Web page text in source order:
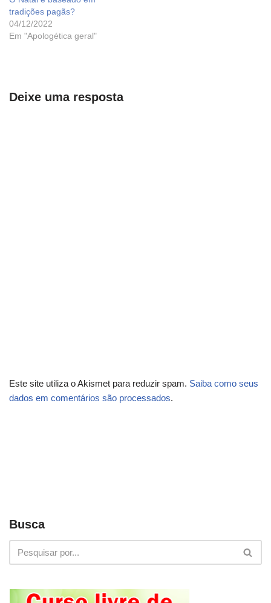
tradições pagãs?
04/12/2022
Em "Apologética geral"
Deixe uma resposta
Este site utiliza o Akismet para reduzir spam. Saiba como seus
dados em comentários são processados.
Busca